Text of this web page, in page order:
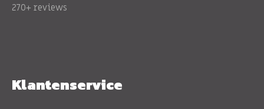
270+ reviews
Klantenservice